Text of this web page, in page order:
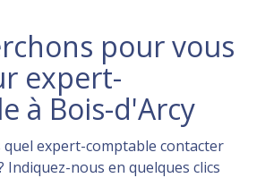
pour vous
expert-
à Bois-d'Arcy
quel expert-comptable contacter
nous en quelques clics